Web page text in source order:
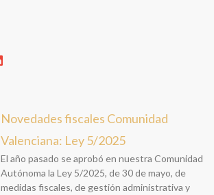
Novedades fiscales Comunidad
Valenciana: Ley 5/2025
El año pasado se aprobó en nuestra Comunidad
Autónoma la Ley 5/2025, de 30 de mayo, de
medidas fiscales, de gestión administrativa y